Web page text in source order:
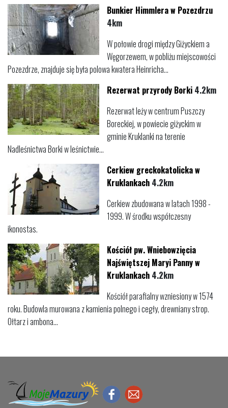
Bunkier Himmlera w Pozezdrzu
4km
W połowie drogi między Giżyckiem a
Węgorzewem, w pobliżu miejscowości
Pozezdrze, znajduje się była polowa kwatera Heinricha...
Rezerwat przyrody Borki 4.2km
Rezerwat leży w centrum Puszczy
Boreckiej, w powiecie giżyckim w
gminie Kruklanki na terenie
Nadleśnictwa Borki w leśnictwie...
Cerkiew greckokatolicka w
Kruklankach 4.2km
Cerkiew zbudowana w latach 1998 -
1999. W środku współczesny
ikonostas.
Kościół pw. Wniebowzięcia
Najświętszej Maryi Panny w
Kruklankach 4.2km
Kościół parafialny wzniesiony w 1574
roku. Budowla murowana z kamienia polnego i cegły, drewniany strop.
Ołtarz i ambona...